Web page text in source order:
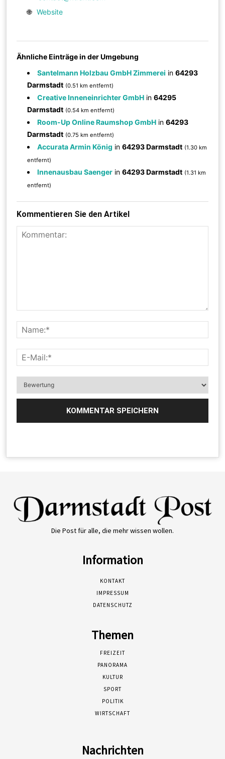
🌐 Website
Ähnliche Einträge in der Umgebung
Santelmann Holzbau GmbH Zimmerei in64293
Darmstadt (0.51 km entfernt)
Creative Inneneinrichter GmbH in64295
Darmstadt (0.54 km entfernt)
Room-Up Online Raumshop GmbH in64293
Darmstadt (0.75 km entfernt)
Accurata Armin König in64293 Darmstadt (1.30 km
entfernt)
Innenausbau Saenger in64293 Darmstadt (1.31 km
entfernt)
Kommentieren Sie den Artikel
Die Post für alle, die mehr wissen wollen.
Information
KONTAKT
IMPRESSUM
DATENSCHUTZ
Themen
FREIZEIT
PANORAMA
KULTUR
SPORT
POLITIK
WIRTSCHAFT
Nachrichten